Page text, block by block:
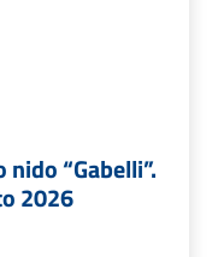
“Gabelli”.
2026